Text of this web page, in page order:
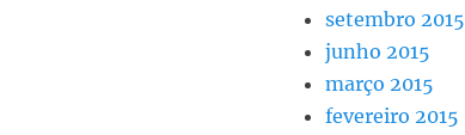
setembro 2015
junho 2015
março 2015
fevereiro 2015